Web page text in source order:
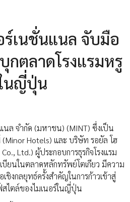
ร์เนชั่นแนล จับมือ
กตลาดโรงแรมหรู
นญี่ปุ่น
นล จำกัด (มหาชน) (MINT) ซึ่งเป็น
Hotels) และ บริษัท รอยัล โฮ
Ltd.) ผู้ประกอบการธุรกิจโรงแรม
ยนในตลาดหลักทรัพย์โตเกียว มีความ
ชิงกลยุทธ์ครั้งสำคัญในการก้าวเข้าสู่
สไตล์ของไมเนอร์ในญี่ปุ่น